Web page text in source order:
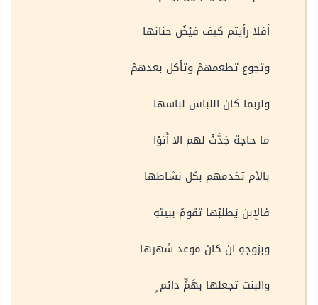
أفلا رأيتم كيف فيْضُ حنانها
وتجوع تطعمهمْ وتأكل بعدهمْ
ولربما كان اللباس لباسها
ما حاجة جَدَّتْ لهم الا أَتوْا
بالأم تخدمهم بكل نشاطها
فالإبن يَطلبُها تقومُ ببيتهِ
وبزوجهِ ان كان موعد شهرها
والبنت تجعلها بهَمٍّ دائم ٍ